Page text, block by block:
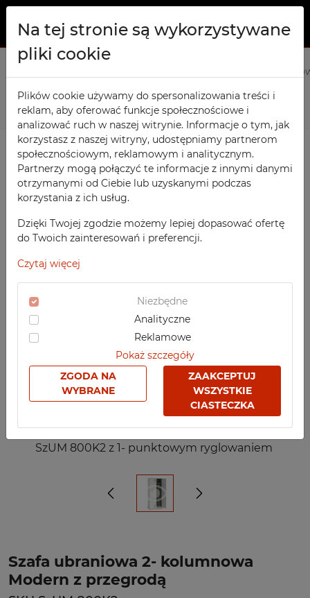
Na tej stronie są wykorzystywane
pliki cookie
Plików cookie używamy do spersonalizowania treści i
reklam, aby oferować funkcje społecznościowe i
analizować ruch w naszej witrynie. Informacje o tym, jak
korzystasz z naszej witryny, udostępniamy partnerom
społecznościowym, reklamowym i analitycznym.
Partnerzy mogą połączyć te informacje z innymi danymi
otrzymanymi od Ciebie lub uzyskanymi podczas
korzystania z ich usług.
Dzięki Twojej zgodzie możemy lepiej dopasować ofertę
do Twoich zainteresowań i preferencji.
Czytaj więcej
Niezbędne
Analityczne
Reklamowe
Pokaż szczegóły
ZGODA NA
WYBRANE
ZAAKCEPTUJ
WSZYSTKIE
CIASTECZKA
O NAS
PRODUKTY
Szafy TECHCODE RFID
Warsztatowe
Meble socjalne
Sportowe
Medyczne
Z nadrukiem
KONTAKT
ULUBIONE
OBSERWOWANE
LOGOWANIE
Szafa
Poprzedni Następny
SzUM 800K2 z 1- punktowym ryglowaniem
Szafa ubraniowa 2- kolumnowa
Modern z przegrodą